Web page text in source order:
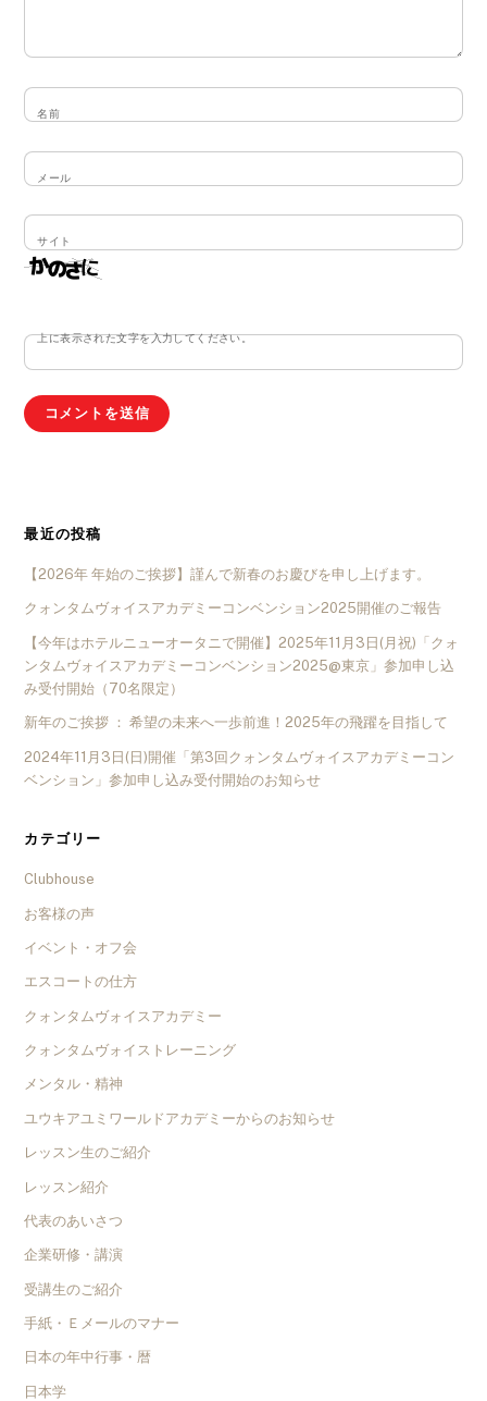
名前
メール
サイト
上に表示された文字を入力してください。
最近の投稿
【2026年 年始のご挨拶】謹んで新春のお慶びを申し上げます。
クォンタムヴォイスアカデミーコンベンション2025開催のご報告
【今年はホテルニューオータニで開催】2025年11月3日(月祝)「クォ
ンタムヴォイスアカデミーコンベンション2025@東京」参加申し込
み受付開始（70名限定）
新年のご挨拶 ： 希望の未来へ一歩前進！2025年の飛躍を目指して
2024年11月3日(日)開催「第3回クォンタムヴォイスアカデミーコン
ベンション」参加申し込み受付開始のお知らせ
カテゴリー
Clubhouse
お客様の声
イベント・オフ会
エスコートの仕方
クォンタムヴォイスアカデミー
クォンタムヴォイストレーニング
メンタル・精神
ユウキアユミワールドアカデミーからのお知らせ
レッスン生のご紹介
レッスン紹介
代表のあいさつ
企業研修・講演
受講生のご紹介
手紙・Ｅメールのマナー
日本の年中行事・暦
日本学